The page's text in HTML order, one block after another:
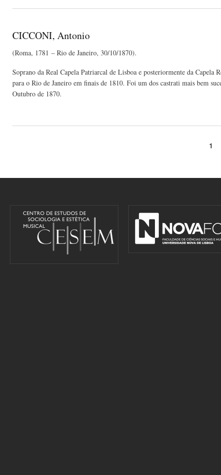
CICCONI, Antonio
(Roma, 1781 – Rio de Janeiro, 30/10/1870).
Soprano da Real Capela Patriarcal de Lisboa e posteriormente da
para o Rio de Janeiro em finais de 1810. Foi um dos castrati mais bem
Outubro de 1870.
1